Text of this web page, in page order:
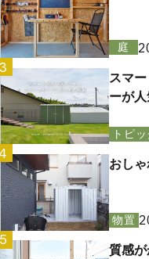
庭
スマ
ーが
トピ
おし
物置
質感